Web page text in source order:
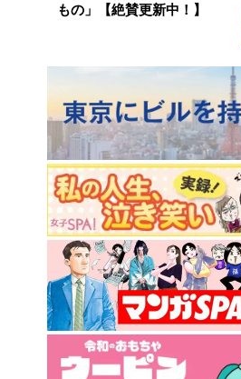
もの」【絶賛更新中！】